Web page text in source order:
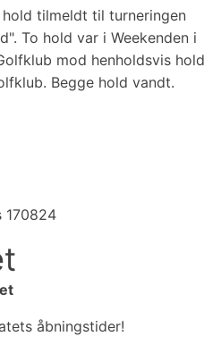
tilmeldt til turneringen
To hold var i Weekenden i
mod henholdsvis hold
Begge hold vandt.
170824
åbningstider!